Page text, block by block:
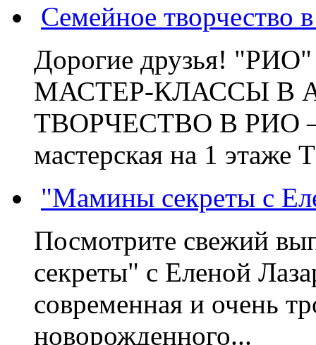
Семейное творчество
Дорогие друзья!
МАСТЕР-КЛАССЫ В
ТВОРЧЕСТВО В РИО –
мастерская на 1
"Мамины секреты с
Посмотрите свежий
секреты" с Еленой
современная и очень
новорожденного...